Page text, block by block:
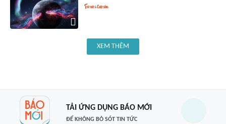
XEM THÊM
TẢI ỨNG DỤNG BÁO MỚI
ĐỂ KHÔNG BỎ SÓT TIN TỨC